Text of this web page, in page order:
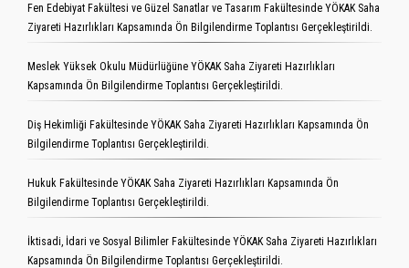
Fen Edebiyat Fakültesi ve Güzel Sanatlar ve Tasarım Fakültesinde YÖKAK Saha
Ziyareti Hazırlıkları Kapsamında Ön Bilgilendirme Toplantısı Gerçekleştirildi.
Meslek Yüksek Okulu Müdürlüğüne YÖKAK Saha Ziyareti Hazırlıkları
Kapsamında Ön Bilgilendirme Toplantısı Gerçekleştirildi.
Diş Hekimliği Fakültesinde YÖKAK Saha Ziyareti Hazırlıkları Kapsamında Ön
Bilgilendirme Toplantısı Gerçekleştirildi.
Hukuk Fakültesinde YÖKAK Saha Ziyareti Hazırlıkları Kapsamında Ön
Bilgilendirme Toplantısı Gerçekleştirildi.
İktisadi, İdari ve Sosyal Bilimler Fakültesinde YÖKAK Saha Ziyareti Hazırlıkları
Kapsamında Ön Bilgilendirme Toplantısı Gerçekleştirildi.